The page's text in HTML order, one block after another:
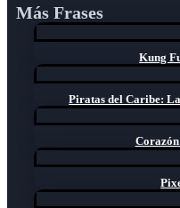
Más Frases
Kung
Piratas del Caribe: